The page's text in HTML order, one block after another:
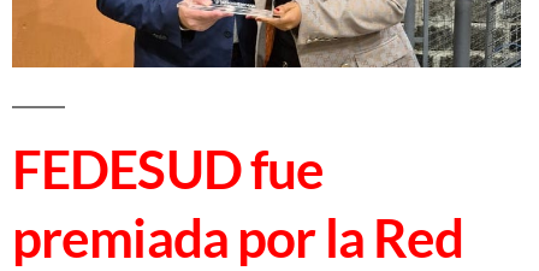
FEDESUD fue
premiada por la Red